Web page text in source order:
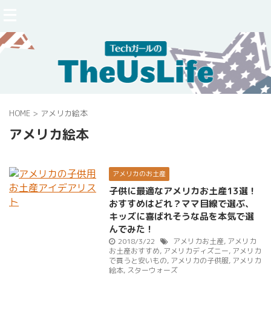
HOME > アメリカ絵本
アメリカ絵本
アメリカのお土産
子供に最適なアメリカお土産13選！
おすすめはどれ？ママ目線で選ぶ、
キッズに喜ばれそうな品を本気で選
んでみた！
2018/3/22 アメリカお土産, アメリカ
お土産おすすめ, アメリカディズニー, アメリカ
で買うと安いもの, アメリカの子供服, アメリカ
絵本, スターウォーズ